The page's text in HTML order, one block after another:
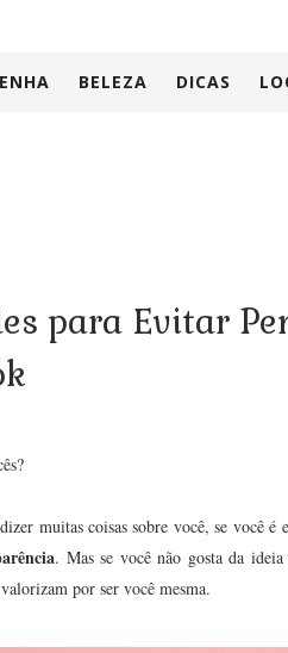
BELEZA DICAS
para Evitar
muitas coisas sobre você, se você
. Mas se você não gosta da
por ser você mesma.